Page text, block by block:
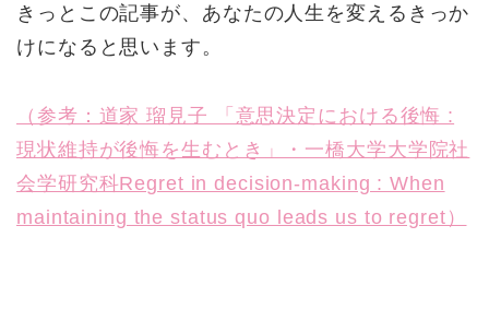
きっとこの記事が、あなたの人生を変えるきっか
けになると思います。
（参考：道家 瑠見子 「意思決定における後悔 :
現状維持が後悔を生むとき」・一橋大学大学院社
会学研究科Regret in decision-making : When
maintaining the status quo leads us to regret）